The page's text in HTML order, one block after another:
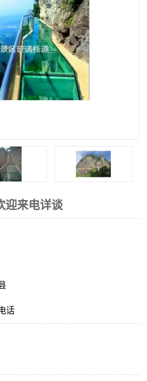
迎来电详谈
话
攀岩器材
空中自行车
玻璃滑道